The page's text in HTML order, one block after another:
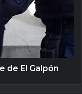
de El Galpón